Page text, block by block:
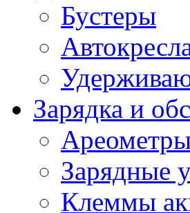
Бустеры
Зарядка и
Зарядные
Клеммы